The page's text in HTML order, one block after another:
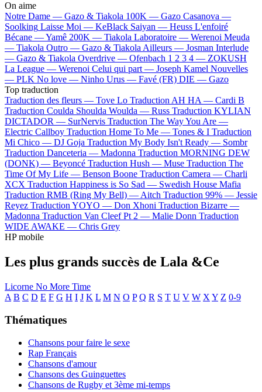
On aime
Notre Dame — Gazo & Tiakola 100K — Gazo Casanova —
Soolking Laisse Moi — KeBlack Saiyan — Heuss L'enfoiré
Bécane —Yamê 200K — Tiakola Laboratoire — Werenoi Meuda
— Tiakola Outro — Gazo & TiakolaAilleurs — Josman Interlude
— Gazo & Tiakola Overdrive — Ofenbach 1 2 3 4 — ZOKUSH
La League — Werenoi Celui qui part — Joseph Kamel Nouvelles
— PLK No love — Ninho Urus — Favé (FR) DIE — Gazo
Top traduction
Traduction des fleurs — Tove Lo Traduction AH HA — Cardi B
Traduction Coulda Shoulda Woulda — Russ Traduction KYLIAN
DICTADOR — SurNervis Traduction The Way You Are —
Electric Callboy Traduction Home To Me — Tones & I Traduction
Mi Chico — DJ Goja Traduction My Body Isn't Ready — Sombr
Traduction Danceteria — Madonna Traduction MORNING DEW
(DONK) — Beyoncé Traduction Hush — Muse Traduction The
Time Of My Life — Benson Boone Traduction Camera — Charli
XCX Traduction Happiness is So Sad — Swedish House Mafia
Traduction RMB (Ring My Bell) —Aitch Traduction 99% — Jessie
Reyez Traduction YOYO — Don Xhoni Traduction Bizarre —
Madonna Traduction Van Cleef Pt 2 — Malie Donn Traduction
WIDE AWAKE — Chris Grey
HP mobile
Les plus grands succès de Lala &Ce
Licorne No More Time
A B C D E F G H I J K L M N O P Q R S T U V W X Y Z 0-9
Thématiques
Chansons pour faire le sexe
Rap Français
Chansons d'amour
Chansons des Guinguettes
Chansons de Rugby et 3ème mi-temps